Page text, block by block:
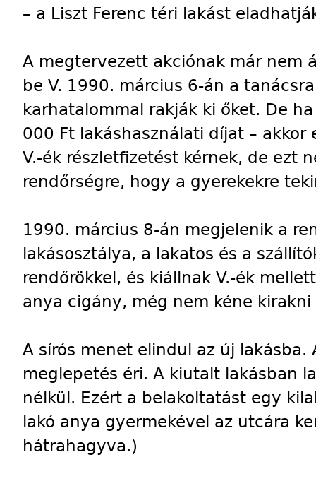
– a Liszt Ferenc téri lakást
A megtervezett akciónak már nem
be V. 1990. március 6-án a
karhatalommal rakják ki őket. De
000 Ft lakáshasználati díjat –
V.-ék részletfizetést kérnek, de ezt
rendőrségre, hogy a gyerekekre
1990. március 8-án megjelenik a
lakásosztálya, a lakatos és a
rendőrökkel, és kiállnak V.-ék
anya cigány, még nem kéne kirakni
A sírós menet elindul az új lakásba.
meglepetés éri. A kiutalt lakásban
nélkül. Ezért a belakoltatást egy
lakó anya gyermekével az utcára
hátrahagyva.)